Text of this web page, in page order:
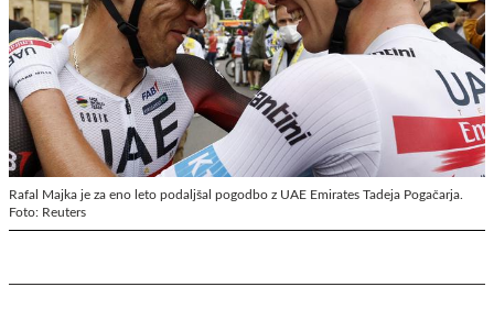
Rafal Majka je za eno leto podaljšal pogodbo z UAE Emirates Tadeja Pogačarja.
Foto: Reuters